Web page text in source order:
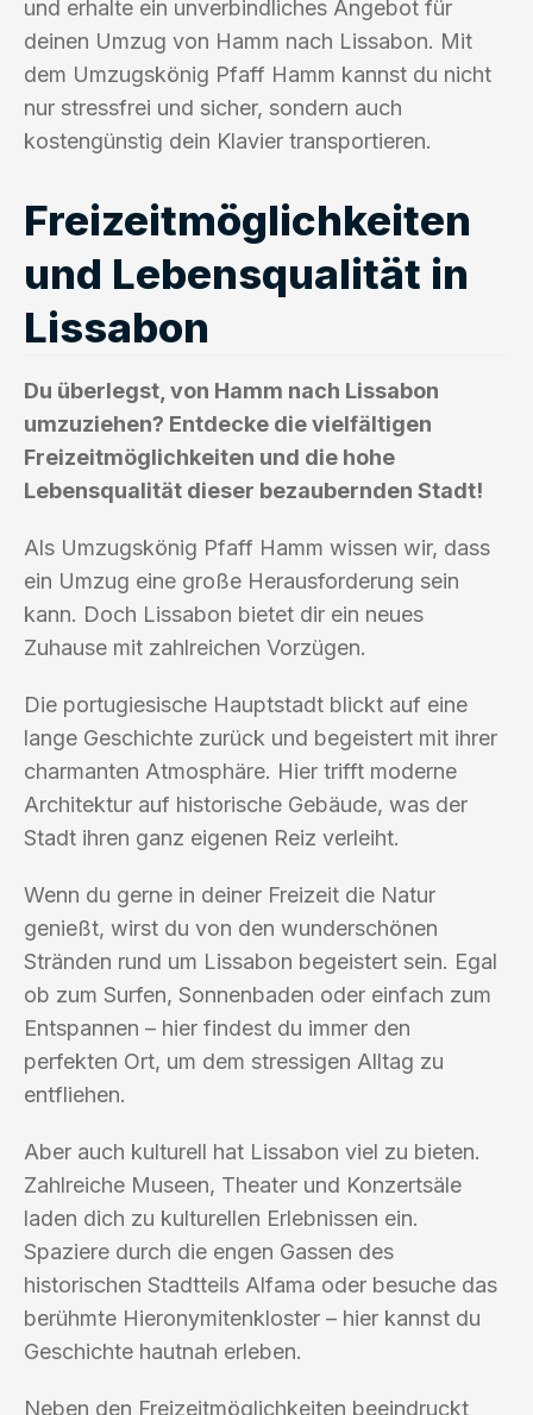
und erhalte ein unverbindliches Angebot für
deinen Umzug von Hamm nach Lissabon. Mit
dem Umzugskönig Pfaff Hamm kannst du nicht
nur stressfrei und sicher, sondern auch
kostengünstig dein Klavier transportieren.
Freizeitmöglichkeiten
und Lebensqualität in
Lissabon
Du überlegst, von Hamm nach Lissabon
umzuziehen? Entdecke die vielfältigen
Freizeitmöglichkeiten und die hohe
Lebensqualität dieser bezaubernden Stadt!
Als Umzugskönig Pfaff Hamm wissen wir, dass
ein Umzug eine große Herausforderung sein
kann. Doch Lissabon bietet dir ein neues
Zuhause mit zahlreichen Vorzügen.
Die portugiesische Hauptstadt blickt auf eine
lange Geschichte zurück und begeistert mit ihrer
charmanten Atmosphäre. Hier trifft moderne
Architektur auf historische Gebäude, was der
Stadt ihren ganz eigenen Reiz verleiht.
Wenn du gerne in deiner Freizeit die Natur
genießt, wirst du von den wunderschönen
Stränden rund um Lissabon begeistert sein. Egal
ob zum Surfen, Sonnenbaden oder einfach zum
Entspannen – hier findest du immer den
perfekten Ort, um dem stressigen Alltag zu
entfliehen.
Aber auch kulturell hat Lissabon viel zu bieten.
Zahlreiche Museen, Theater und Konzertsäle
laden dich zu kulturellen Erlebnissen ein.
Spaziere durch die engen Gassen des
historischen Stadtteils Alfama oder besuche das
berühmte Hieronymitenkloster – hier kannst du
Geschichte hautnah erleben.
Neben den Freizeitmöglichkeiten beeindruckt